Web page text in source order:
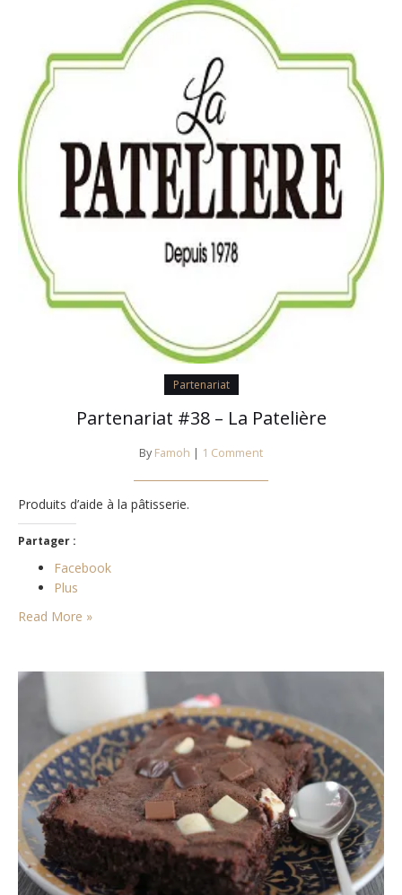
Partenariat
Partenariat #38 – La Patelière
By Famoh | 1 Comment
Produits d’aide à la pâtisserie.
Partager :
Facebook
Plus
Read More »